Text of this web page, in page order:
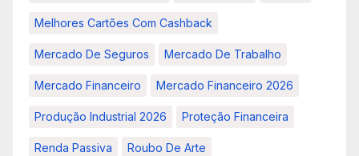
Melhores Cartões Com Cashback
Mercado De Seguros Mercado De Trabalho
Mercado Financeiro Mercado Financeiro 2026
Produção Industrial 2026 Proteção Financeira
Renda Passiva Roubo De Arte